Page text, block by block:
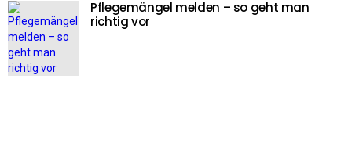
Pflegemängel melden – so geht man
richtig vor